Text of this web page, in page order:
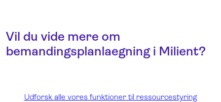
Vil du vide mere om
bemandingsplanlaegning i Milient?
Udforsk alle vores funktioner til ressourcestyring